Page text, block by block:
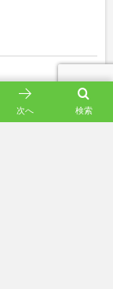
り方
検索
次へ